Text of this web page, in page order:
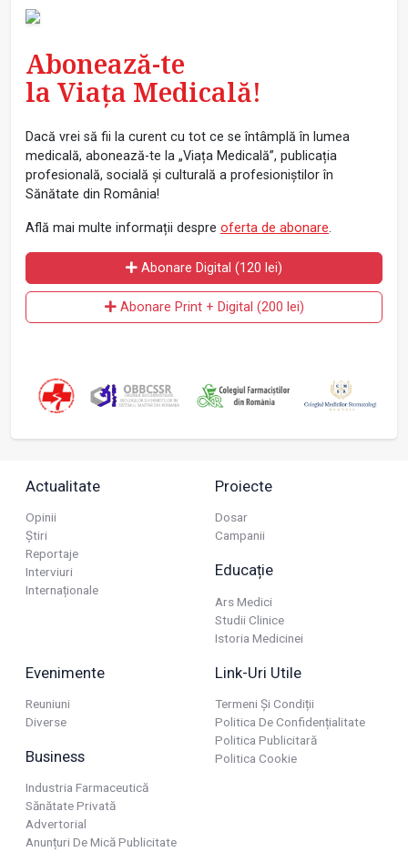
Abonează-te
la Viața Medicală!
Dacă vrei să fii la curent cu tot ce se întâmplă în lumea
medicală, abonează-te la „Viața Medicală”, publicația
profesională, socială și culturală a profesioniștilor în
Sănătate din România!
Află mai multe informații despre oferta de abonare.
Abonare Digital (120 lei)
Abonare Print + Digital (200 lei)
Actualitate
Opinii
Știri
Reportaje
Interviuri
Internaționale
Proiecte
Dosar
Campanii
Educație
Ars Medici
Studii Clinice
Istoria Medicinei
Evenimente
Reuniuni
Diverse
Business
Industria Farmaceutică
Sănătate Privată
Advertorial
Anunțuri De Mică Publicitate
Link-Uri Utile
Termeni Și Condiții
Politica De Confidențialitate
Politica Publicitară
Politica Cookie